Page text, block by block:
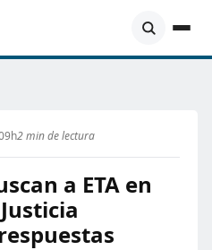
2 min de lectura
a ETA en